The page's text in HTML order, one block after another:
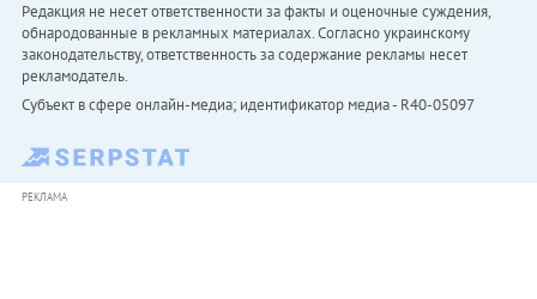
Редакция не несет ответственности за факты и оценочные суждения,
обнародованные в рекламных материалах. Согласно украинскому
законодательству, ответственность за содержание рекламы несет
рекламодатель.
Субъект в сфере онлайн-медиа; идентификатор медиа - R40-05097
РЕКЛАМА